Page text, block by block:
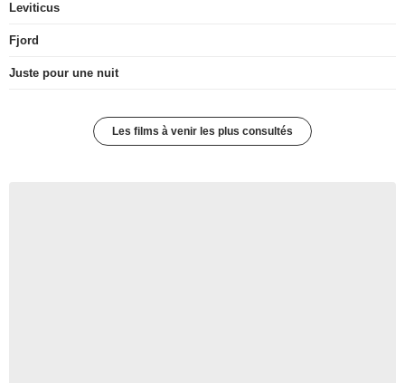
Leviticus
Fjord
Juste pour une nuit
Les films à venir les plus consultés